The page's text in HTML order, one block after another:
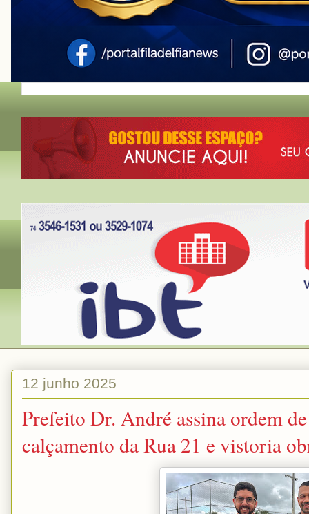
12 junho 2025
Prefeito Dr. André assina ordem
calçamento da Rua 21 e vistoria